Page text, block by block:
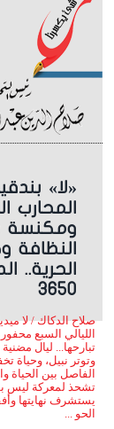
«لا»
المحارب
ومكنسة
النظافة
الحرية..
3650
صلاح الدكاك / لا
الليالي السبع
تبارحها... ليال
وتوتر نبيل، وحياة
الفاصل بين الحياة
تشحذ لمعركة ليس
يستشرف نهايتها
الحو ...